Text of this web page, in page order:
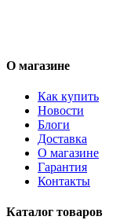
О магазине
Как купить
Новости
Блоги
Доставка
О магазине
Гарантия
Контакты
Каталог товаров